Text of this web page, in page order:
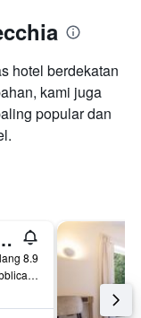
hotel berdekatan
kami juga
popular dan
San Marco
8.9
Piazzale Della Repubblica 6, Bergamo, Bergamo, Itali